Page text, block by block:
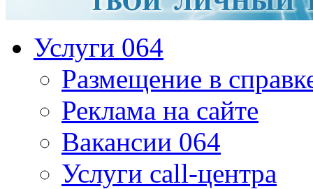
Услуги 064
Размещение в
Реклама на сайте
Вакансии 064
Услуги call-центра